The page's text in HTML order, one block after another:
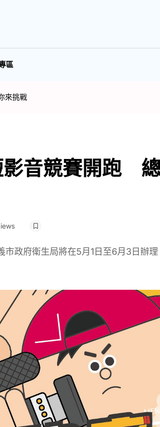
區
來挑戰
影音競賽開跑
政府衛生局將在5月1日至6月3日辦